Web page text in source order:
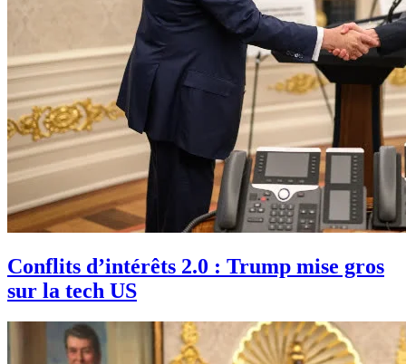
Conflits d’intérêts 2.0 : Trump mise gros
sur la tech US